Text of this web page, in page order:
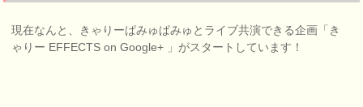
現在なんと、きゃりーぱみゅぱみゅとライブ共演できる企画「き
ゃりー EFFECTS on Google+ 」がスタートしています！